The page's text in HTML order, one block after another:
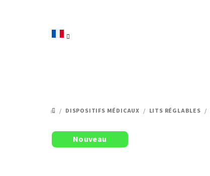
ACCUEIL
/ DISPOSITIFS MÉDICAUX / LITS RÉGLABLES /
Nouveau